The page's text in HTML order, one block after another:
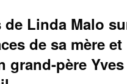
de Linda Malo
de sa mère et
grand-père Yves